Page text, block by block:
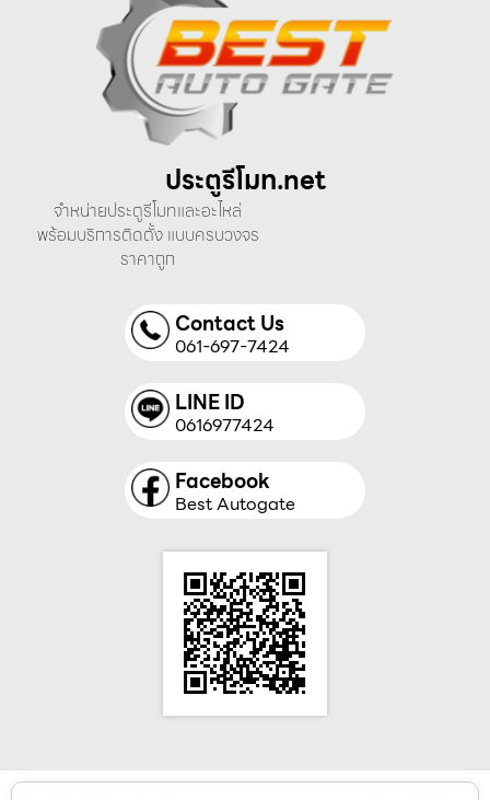
ประตูรีโมท.net
จำหน่ายประตูรีโมทและอะไหล่
พร้อมบริการติดตั้ง แบบครบวงจร
ราคาถูก
Contact Us
061-697-7424
LINE ID
0616977424
Facebook
Best Autogate